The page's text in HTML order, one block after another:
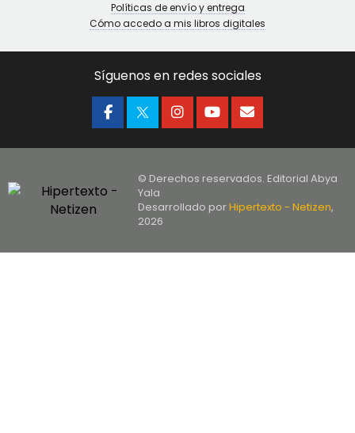
Políticas de envío y entrega
Cómo accedo a mis libros digitales
Síguenos en redes sociales
© Derechos reservados. Editorial Abya
Yala
Desarrollado porHipertexto - Netizen,
2026